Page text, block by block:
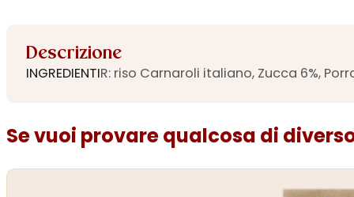
Descrizione
INGREDIENTIR: riso Carnaroli italiano, Zucca 6%,
Se vuoi provare qualcosa di